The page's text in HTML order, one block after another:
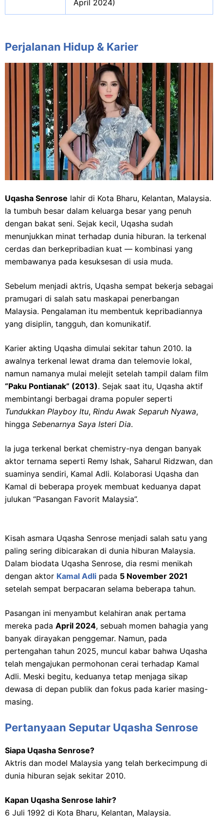
April 2024)
Perjalanan Hidup & Karier
Uqasha Senrose lahir di Kota Bharu, Kelantan, Malaysia.
Ia tumbuh besar dalam keluarga besar yang penuh
dengan bakat seni. Sejak kecil, Uqasha sudah
menunjukkan minat terhadap dunia hiburan. Ia terkenal
cerdas dan berkepribadian kuat — kombinasi yang
membawanya pada kesuksesan di usia muda.
Sebelum menjadi aktris, Uqasha sempat bekerja sebagai
pramugari di salah satu maskapai penerbangan
Malaysia. Pengalaman itu membentuk kepribadiannya
yang disiplin, tangguh, dan komunikatif.
Karier akting Uqasha dimulai sekitar tahun 2010. Ia
awalnya terkenal lewat drama dan telemovie lokal,
namun namanya mulai melejit setelah tampil dalam film
“Paku Pontianak” (2013). Sejak saat itu, Uqasha aktif
membintangi berbagai drama populer seperti
Tundukkan Playboy Itu, Rindu Awak Separuh Nyawa,
hingga Sebenarnya Saya Isteri Dia.
Ia juga terkenal berkat chemistry-nya dengan banyak
aktor ternama seperti Remy Ishak, Saharul Ridzwan, dan
suaminya sendiri, Kamal Adli. Kolaborasi Uqasha dan
Kamal di beberapa proyek membuat keduanya dapat
julukan “Pasangan Favorit Malaysia”.
Kisah asmara Uqasha Senrose menjadi salah satu yang
paling sering dibicarakan di dunia hiburan Malaysia.
Dalam biodata Uqasha Senrose, dia resmi menikah
dengan aktor Kamal Adli pada 5 November 2021
setelah sempat berpacaran selama beberapa tahun.
Pasangan ini menyambut kelahiran anak pertama
mereka pada April 2024, sebuah momen bahagia yang
banyak dirayakan penggemar. Namun, pada
pertengahan tahun 2025, muncul kabar bahwa Uqasha
telah mengajukan permohonan cerai terhadap Kamal
Adli. Meski begitu, keduanya tetap menjaga sikap
dewasa di depan publik dan fokus pada karier masing-
masing.
Pertanyaan Seputar Uqasha Senrose
Siapa Uqasha Senrose?
Aktris dan model Malaysia yang telah berkecimpung di
dunia hiburan sejak sekitar 2010.
Kapan Uqasha Senrose lahir?
6 Juli 1992 di Kota Bharu, Kelantan, Malaysia.